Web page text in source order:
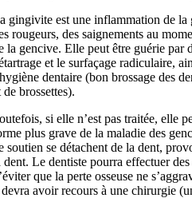
gingivite est une inflammation de la
rougeurs, des saignements au
la gencive. Elle peut être guérie par
et le surfaçage radiculaire,
dentaire (bon brossage des
de brossettes).
si elle n’est pas traitée, elle
plus grave de la maladie des
soutien se détachent de la dent,
dent. Le dentiste pourra effectuer
que la perte osseuse ne
avoir recours à une chirurgie